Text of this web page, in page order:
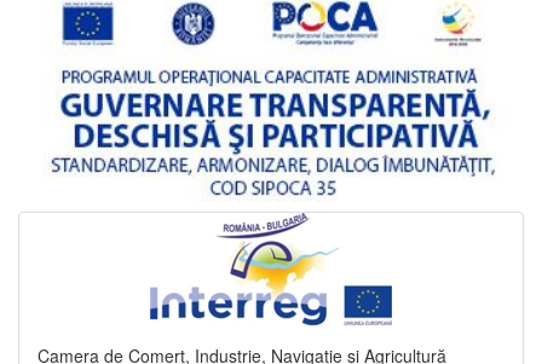
Camera de Comerț, Industrie, Navigație și Agricultură